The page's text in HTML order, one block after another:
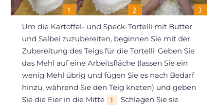
Um die Kartoffel- und Speck-Tortelli mit Butter
und Salbei zuzubereiten, beginnen Sie mit der
Zubereitung des Teigs für die Tortelli: Geben Sie
das Mehl auf eine Arbeitsfläche (lassen Sie ein
wenig Mehl übrig und fügen Sie es nach Bedarf
hinzu, während Sie den Teig kneten) und geben
Sie die Eier in die Mitte
1
. Schlagen Sie sie